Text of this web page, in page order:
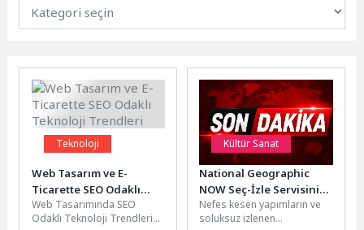
Teknoloji
Web Tasarım ve E-
Ticarette SEO Odaklı
Teknoloji Trendleri
Web Tasarımında SEO
Odaklı Teknoloji Trendleri
Kültür Sanat
National Geographic
NOW Seç-İzle Servisinin
Temmuz Ayı Teması
‘Köpekbalığı Festivali’!
Nefes kesen yapımların ve
soluksuz izlenen